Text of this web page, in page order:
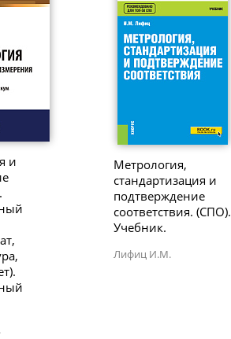
и
Метрология,
стандартизация и
подтверждение
соответствия. (СПО).
Учебник.
Лифиц И.М.